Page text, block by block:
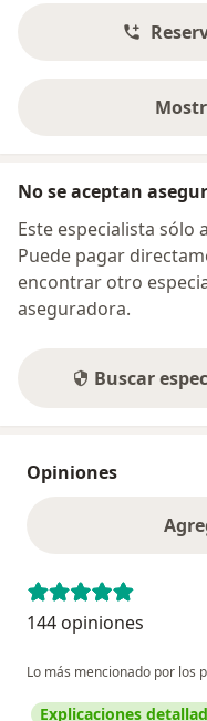
No se aceptan
Este especialista sólo
Puede pagar
encontrar otro
aseguradora.
Buscar
Opiniones
144 opiniones
Lo más mencionado por los
Explicaciones